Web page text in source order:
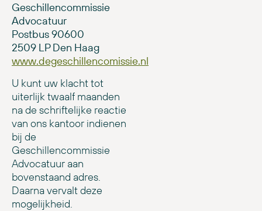
Geschillencommissie
Advocatuur
Postbus 90600
2509 LP Den Haag
www.degeschillencomissie.nl
U kunt uw klacht tot
uiterlijk twaalf maanden
na de schriftelijke reactie
van ons kantoor indienen
bij de
Geschillencommissie
Advocatuur aan
bovenstaand adres.
Daarna vervalt deze
mogelijkheid.